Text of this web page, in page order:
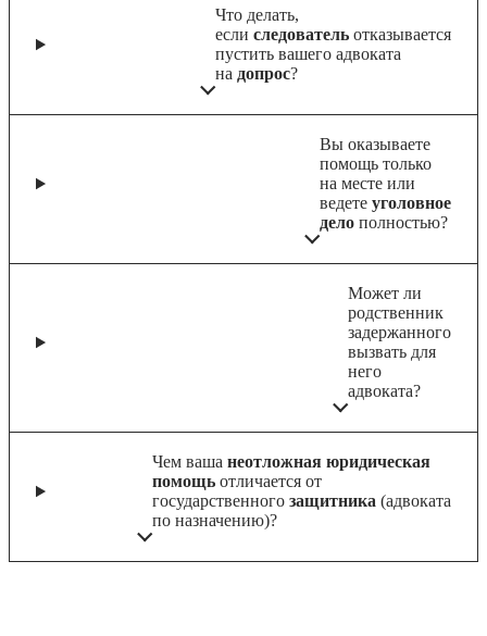
Что делать,
если следователь отказывается
пустить вашего адвоката
на допрос?
Вы оказываете
помощь только
на месте или
ведете уголовное
дело полностью?
Может ли
родственник
задержанного
вызвать для
него
адвоката?
Чем ваша неотложная юридическая
помощь отличается от
государственного защитника (адвоката
по назначению)?